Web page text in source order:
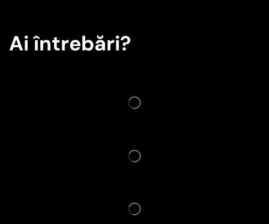
Ai întrebări?